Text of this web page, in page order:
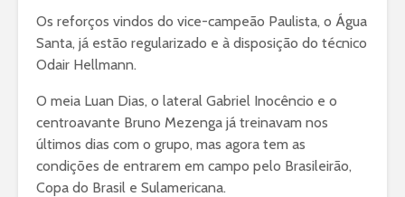
Os reforços vindos do vice-campeão Paulista, o Água
Santa, já estão regularizado e à disposição do técnico
Odair Hellmann.
O meia Luan Dias, o lateral Gabriel Inocêncio e o
centroavante Bruno Mezenga já treinavam nos
últimos dias com o grupo, mas agora tem as
condições de entrarem em campo pelo Brasileirão,
Copa do Brasil e Sulamericana.